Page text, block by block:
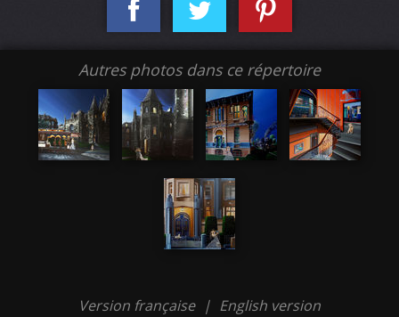
Autres photos dans ce répertoire
Version française | English version